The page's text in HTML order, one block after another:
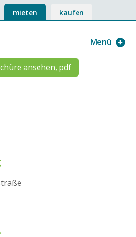
mieten kaufen
Menü
ansehen, pdf